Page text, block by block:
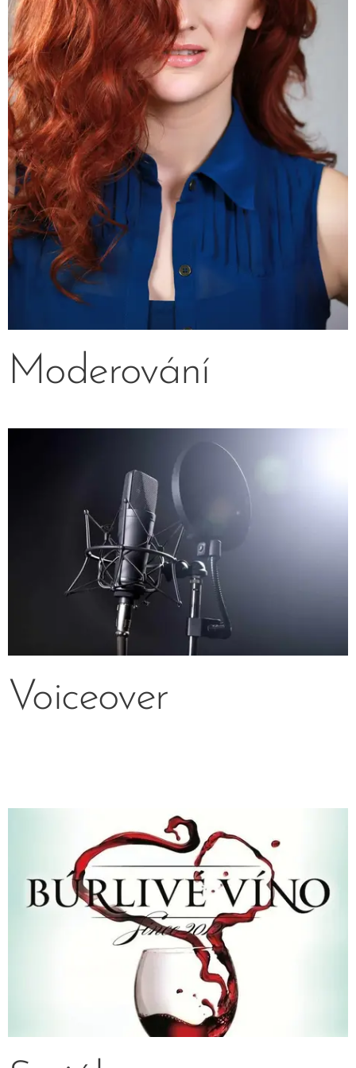
Moderování
Voiceover